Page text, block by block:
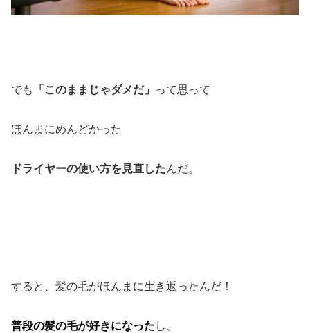
でも 「このままじゃダメだ」 って思って
ほんまにめんどかった
ドライヤーの使い方を見直したんだ。
すると、髪の毛がほんまに生き返ったんだ！
普段の髪の毛が好きになった し、